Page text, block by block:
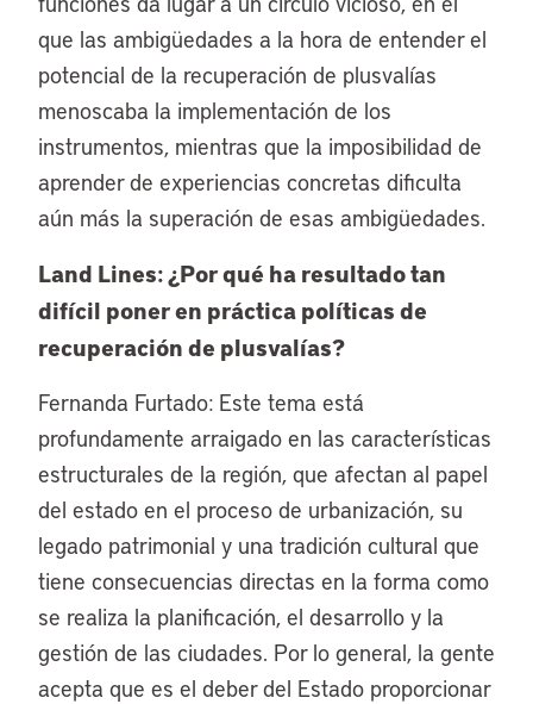
que las ambigüedades a la hora de entender el
potencial de la recuperación de plusvalías
menoscaba la implementación de los
instrumentos, mientras que la imposibilidad de
aprender de experiencias concretas dificulta
aún más la superación de esas ambigüedades.
Land Lines: ¿Por qué ha resultado tan
difícil poner en práctica políticas de
recuperación de plusvalías?
Fernanda Furtado: Este tema está
profundamente arraigado en las características
estructurales de la región, que afectan al papel
del estado en el proceso de urbanización, su
legado patrimonial y una tradición cultural que
tiene consecuencias directas en la forma como
se realiza la planificación, el desarrollo y la
gestión de las ciudades. Por lo general, la gente
acepta que es el deber del Estado proporcionar